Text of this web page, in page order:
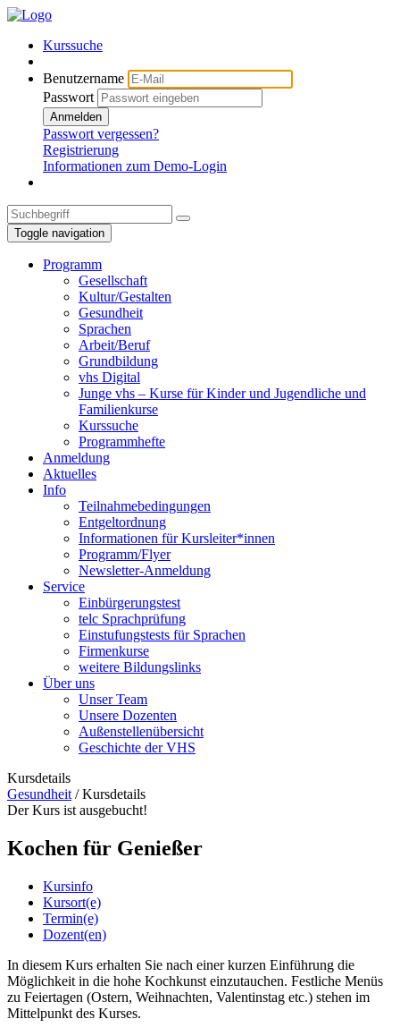
Kurssuche
Benutzername
Passwort
Anmelden
Passwort vergessen?
Registrierung
Informationen zum Demo-Login
Toggle navigation
Programm
Gesellschaft
Kultur/Gestalten
Gesundheit
Sprachen
Arbeit/Beruf
Grundbildung
vhs Digital
Junge vhs – Kurse für Kinder und Jugendliche und
Familienkurse
Kurssuche
Programmhefte
Anmeldung
Aktuelles
Info
Teilnahmebedingungen
Entgeltordnung
Informationen für Kursleiter*innen
Programm/Flyer
Newsletter-Anmeldung
Service
Einbürgerungstest
telc Sprachprüfung
Einstufungstests für Sprachen
Firmenkurse
weitere Bildungslinks
Über uns
Unser Team
Unsere Dozenten
Außenstellenübersicht
Geschichte der VHS
Kursdetails
Gesundheit /Kursdetails
Der Kurs ist ausgebucht!
Kochen für Genießer
Kursinfo
Kursort(e)
Termin(e)
Dozent(en)
In diesem Kurs erhalten Sie nach einer kurzen Einführung die
Möglichkeit in die hohe Kochkunst einzutauchen. Festliche Menüs
zu Feiertagen (Ostern, Weihnachten, Valentinstag etc.) stehen im
Mittelpunkt des Kurses.